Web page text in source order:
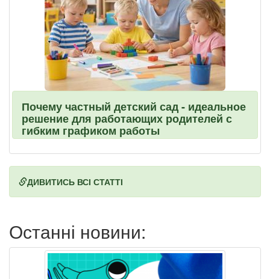
Почему частный детский сад - идеальное
решение для работающих родителей с
гибким графиком работы
ДИВИТИСЬ ВСІ СТАТТІ
Останні новини: